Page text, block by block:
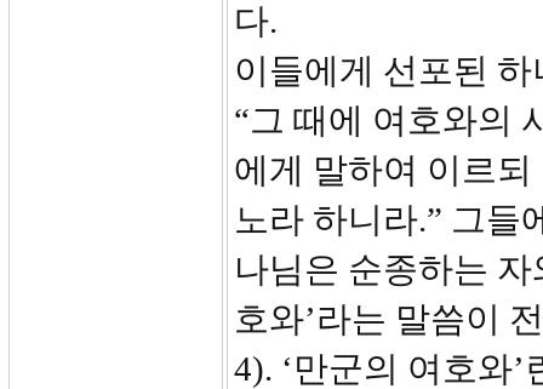
다.
이들에게 선포된
“그 때에 여호와의
에게 말하여 이르
노라 하니라.” 그들
나님은 순종하는
호와’라는 말씀이
4). ‘만군의 여호와